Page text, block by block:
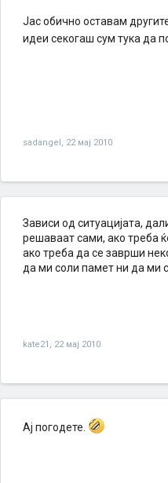
Јас обично оставам
идеи секогаш сум тука да
sadangel, 22 мај 2010
Зависи од ситуацијата,
решаваат сами, ако треба
ако треба да се заврши
да ми соли памет ни да ми
kate21 , 22 мај 2010
Ај погодете.